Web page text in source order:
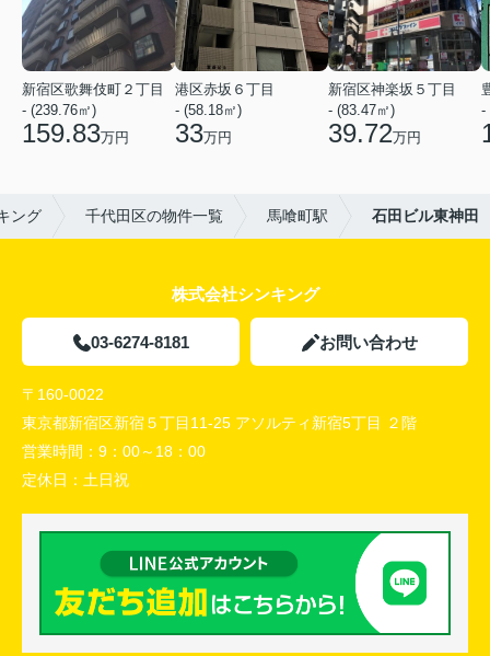
新宿区歌舞伎町２丁目
- (239.76㎡)
159.83万円
港区赤坂６丁目
- (58.18㎡)
33万円
新宿区神楽坂５丁目
- (83.47㎡)
39.72万円
-
ング 千代田区の物件一覧 馬喰町駅 石田ビル東神田
株式会社シンキング
03-6274-8181 お問い合わせ
〒160-0022
東京都新宿区新宿５丁目11-25 アソルティ新宿5丁目 ２階
営業時間： 9：00～18：00
定休日： 土日祝